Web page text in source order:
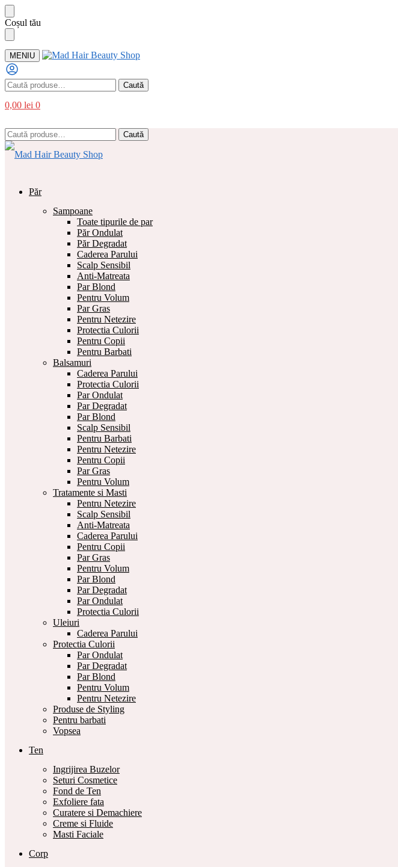
Sari
la
navigare
Sari
la
conținut
Coșul tău
MENIU
Caută
după:
Caută
0,00 lei 0
Caută
după:
Caută
Păr
Sampoane
Toate tipurile de par
Păr Ondulat
Păr Degradat
Caderea Parului
Scalp Sensibil
Anti-Matreata
Par Blond
Pentru Volum
Par Gras
Pentru Netezire
Protectia Culorii
Pentru Copii
Pentru Barbati
Balsamuri
Caderea Parului
Protectia Culorii
Par Ondulat
Par Degradat
Par Blond
Scalp Sensibil
Pentru Barbati
Pentru Netezire
Pentru Copii
Par Gras
Pentru Volum
Tratamente si Masti
Pentru Netezire
Scalp Sensibil
Anti-Matreata
Caderea Parului
Pentru Copii
Par Gras
Pentru Volum
Par Blond
Par Degradat
Par Ondulat
Protectia Culorii
Uleiuri
Caderea Parului
Protectia Culorii
Par Ondulat
Par Degradat
Par Blond
Pentru Volum
Pentru Netezire
Produse de Styling
Pentru barbati
Vopsea
Ten
Ingrijirea Buzelor
Seturi Cosmetice
Fond de Ten
Exfoliere fata
Curatere si Demachiere
Creme si Fluide
Masti Faciale
Corp